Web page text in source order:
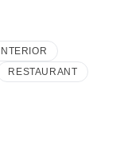
INTERIOR
RESTAURANT